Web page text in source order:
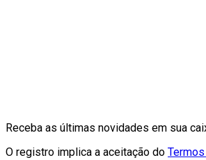
Receba as últimas novidades em sua
O registro implica a aceitação do